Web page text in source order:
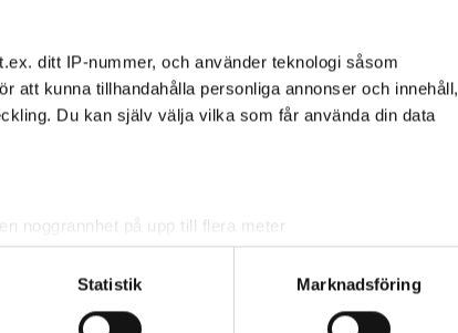
ditt IP-nummer, och använder teknologi såsom
att kunna tillhandahålla personliga annonser och innehåll,
Du kan själv välja vilka som får använda din data
noggrannhet på upp till flera meter
kännetecken (fingeravtryck)
in dina preferenser i
detaljsektionen. Du kan ändra
Statistik Marknadsföring